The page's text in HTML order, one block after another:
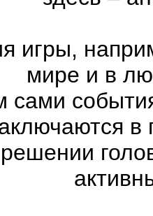
игры,
мире и в
сами
в